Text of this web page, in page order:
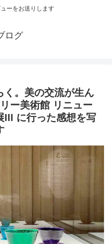
ーをお送りします
ログ
く。美の交流が生ん
ー美術館 リニュー
III に行った感想を写